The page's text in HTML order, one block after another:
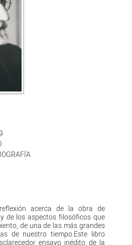
acerca de la obra de
de los aspectos filosóficos que
de una de las más grandes
de nuestro tiempo.Este libro
ensayo inédito de la